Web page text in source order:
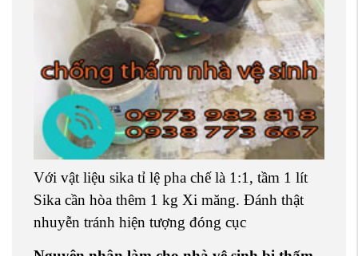
Với vật liệu sika tỉ lệ pha chế là 1:1, tầm 1 lít
Sika cần hòa thêm 1 kg Xi măng. Đánh thật
nhuyễn tránh hiện tượng đóng cục